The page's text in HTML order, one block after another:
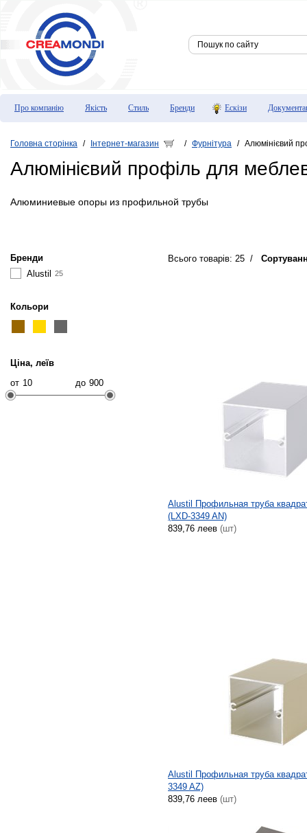
Про компанію Якість Стиль Бренди Ескізи
Головна сторінка / Інтернет-магазин / Фурнітура / Алюмінієвий
Алюмінієвий профіль для
Алюминиевые опоры из профильной трубы
Бренди
Alustil
25
Кольори
Ціна, леїв
от
до
Всього товарів: 25 /
Alustil Профильная труба
(LXD-3349 AN)
839,76 леев (шт)
Alustil Профильная труба
3349 AZ)
839,76 леев (шт)